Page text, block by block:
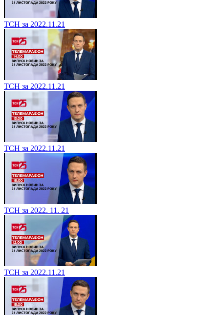
ТСН за 2022.11.21
ТСН за 2022.11.21
ТСН за 2022.11.21
ТСН за 2022. 11. 21
ТСН за 2022.11.21